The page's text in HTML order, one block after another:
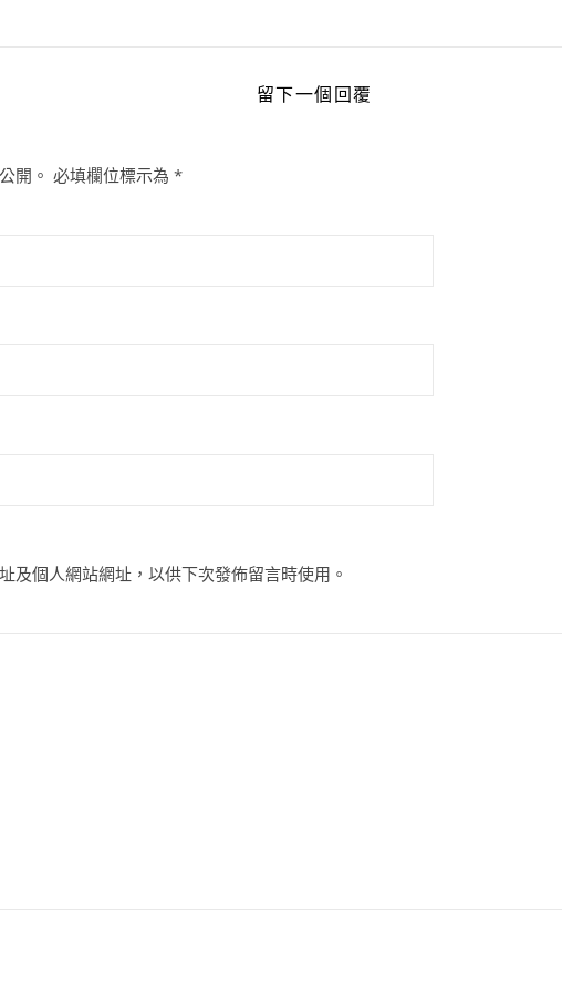
留下一個回覆
開。 必填欄位標示為 *
及個人網站網址，以供下次發佈留言時使用。